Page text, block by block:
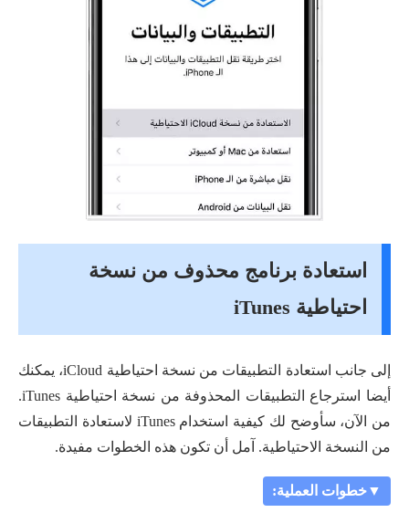
استعادة برنامج محذوف من نسخة
احتياطية iTunes
إلى جانب استعادة التطبيقات من نسخة احتياطية iCloud، يمكنك
أيضا استرجاع التطبيقات المحذوفة من نسخة احتياطية iTunes.
من الآن، سأوضح لك كيفية استخدام iTunes لاستعادة التطبيقات
من النسخة الاحتياطية. آمل أن تكون هذه الخطوات مفيدة.
▼خطوات العملية: